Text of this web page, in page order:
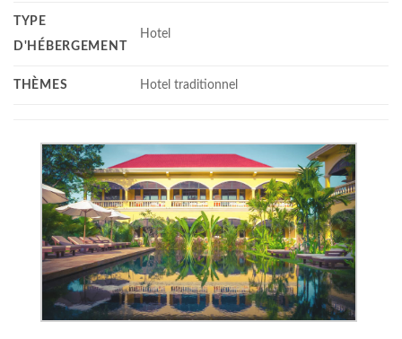
TYPE
D'HÉBERGEMENT
Hotel
THÈMES Hotel traditionnel